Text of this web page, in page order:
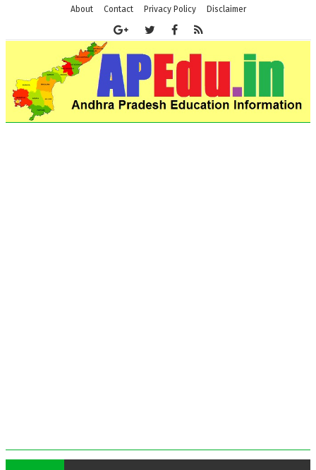
About Contact Privacy Policy Disclaimer